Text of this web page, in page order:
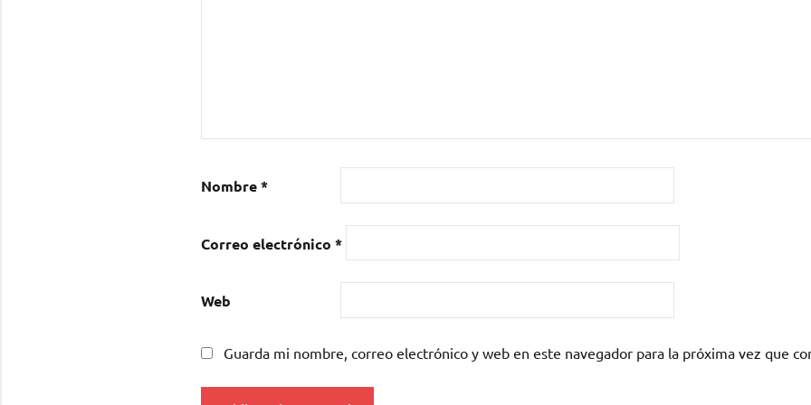
Nombre*
Correo electrónico *
Web
Guarda mi nombre, correo electrónico y web en este navegador para la próxima vez que